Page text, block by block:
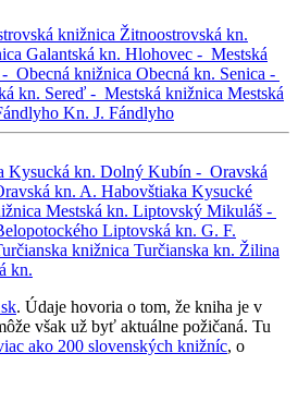
knižnica Žitnoostrovská kn.
Galantská kn. Hlohovec - Mestská
Obecná knižnica Obecná kn. Senica -
kn. Sereď - Mestská knižnica Mestská
Kn. J. Fándlyho
Kysucká kn. Dolný Kubín - Oravská
kn. A. Habovštiaka Kysucké
Mestská kn. Liptovský Mikuláš -
Liptovská kn. G. F.
knižnica Turčianska kn. Žilina
kn.
. Údaje hovoria o tom, že kniha je v
však už byť aktuálne požičaná. Tu
ako 200 slovenských knižníc, o